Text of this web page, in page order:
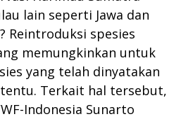
lain seperti Jawa dan
Reintroduksi spesies
memungkinkan untuk
yang telah dinyatakan
Terkait hal tersebut,
Indonesia Sunarto